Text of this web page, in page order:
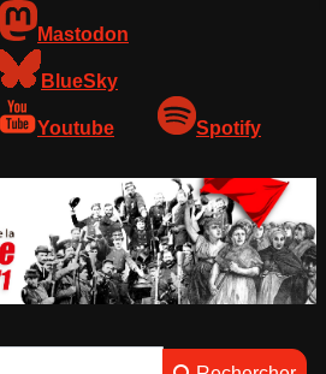
Mastodon
BlueSky
Youtube Spotify